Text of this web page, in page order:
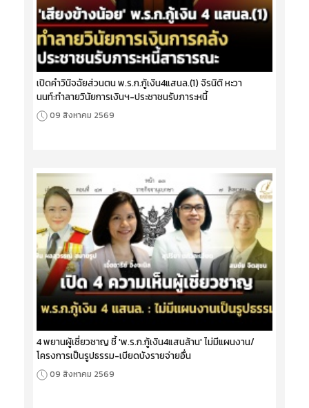
เปิดคำวินิจฉัยส่วนตน พ.ร.ก.กู้เงิน4แสนล.(1) จิรนิติ หะวา
นนท์:ทำลายวินัยการเงินฯ-ประชาชนรับภาระหนี้
09 สิงหาคม 2569
4 พยานผู้เชี่ยวชาญ ชี้ 'พ.ร.ก.กู้เงิน4แสนล้าน' ไม่มีแผนงาน/
โครงการเป็นรูปธรรม-เบียดบังรายจ่ายอื่น
09 สิงหาคม 2569